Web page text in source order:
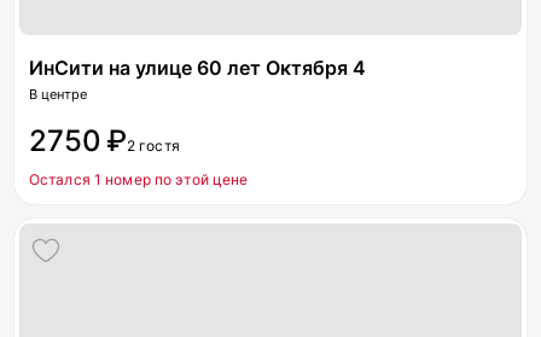
ИнСити на улице 60 лет Октября 4
В центре
2750 ₽2 гостя
Остался 1 номер по этой цене